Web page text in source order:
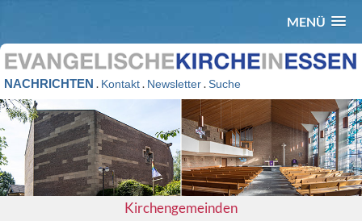
MENÜ
NACHRICHTEN . Kontakt. Newsletter.Suche
Kirchengemeinden